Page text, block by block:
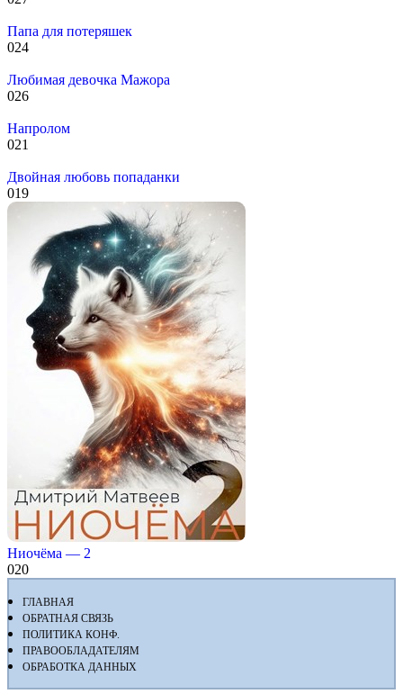
Папа для потеряшек
024
Любимая девочка Мажора
026
Напролом
021
Двойная любовь попаданки
019
Ниочёма — 2
020
ГЛАВНАЯ
ОБРАТНАЯ СВЯЗЬ
ПОЛИТИКА КОНФ.
ПРАВООБЛАДАТЕЛЯМ
ОБРАБОТКА ДАННЫХ